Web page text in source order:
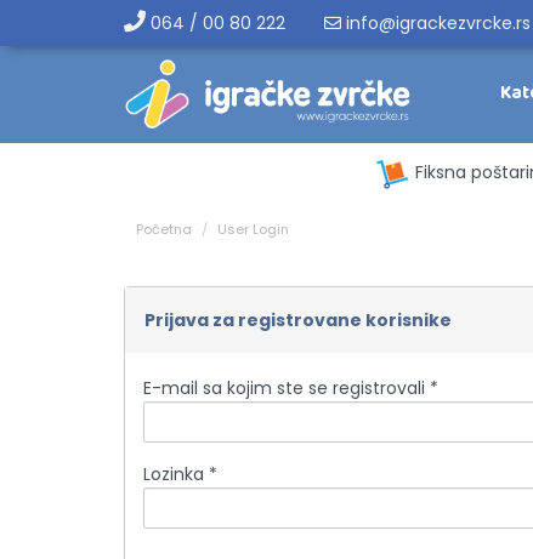
064 / 00 80 222 info@igrackezvrcke.rs
Fiksna
Početna User Login
Prijava za registrovane korisnike
E-mail sa kojim ste se registrovali *
Lozinka *